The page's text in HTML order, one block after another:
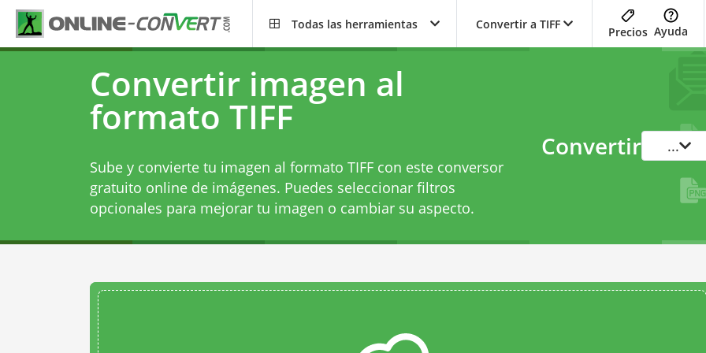
Todas las herramientas Convertir a TIFF
Precios Ayuda
Convertir imagen al
formato TIFF
Sube y convierte tu imagen al formato TIFF con este conversor
gratuito online de imágenes. Puedes seleccionar filtros
opcionales para mejorar tu imagen o cambiar su aspecto.
Convertir ...